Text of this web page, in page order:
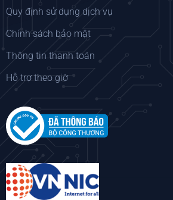
Quy định sử dụng dịch vụ
Chính sách bảo mật
Thông tin thanh toán
Hỗ trợ theo giờ